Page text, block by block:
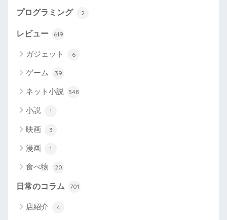
プログラミング 2
レビュー 619
ガジェット 6
ゲーム 39
ネット小説 548
小説 1
映画 3
漫画 1
食べ物 20
日常のコラム 701
店紹介 4